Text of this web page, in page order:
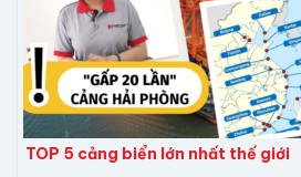
TOP 5 cảng biển lớn nhất thế giới